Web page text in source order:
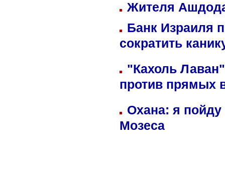
Жителя
Банк Израиля
сократить
"Кахоль
против прямых
Охана: я пойду
Мозеса